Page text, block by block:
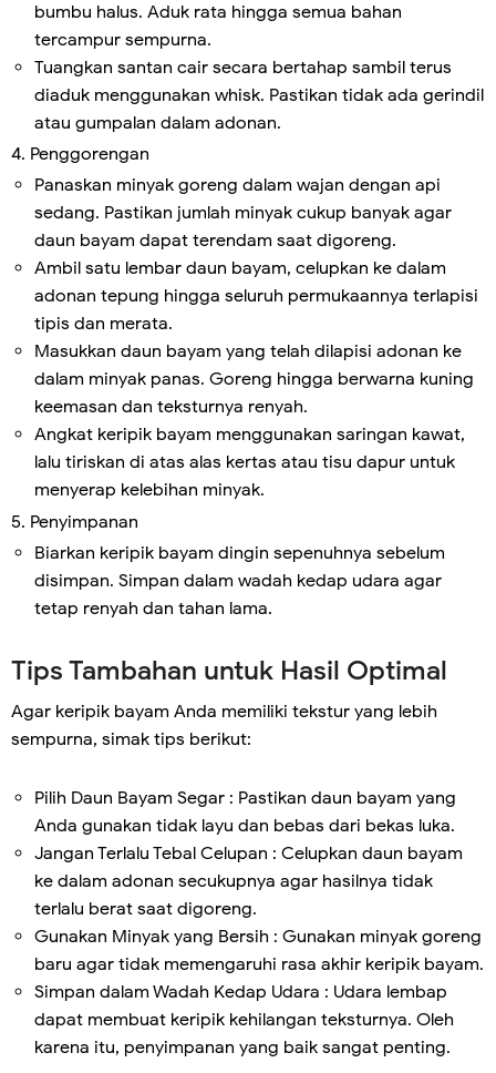
bumbu halus. Aduk rata hingga semua bahan
tercampur sempurna.
Tuangkan santan cair secara bertahap sambil terus
diaduk menggunakan whisk. Pastikan tidak ada gerindil
atau gumpalan dalam adonan.
4. Penggorengan
Panaskan minyak goreng dalam wajan dengan api
sedang. Pastikan jumlah minyak cukup banyak agar
daun bayam dapat terendam saat digoreng.
Ambil satu lembar daun bayam, celupkan ke dalam
adonan tepung hingga seluruh permukaannya terlapisi
tipis dan merata.
Masukkan daun bayam yang telah dilapisi adonan ke
dalam minyak panas. Goreng hingga berwarna kuning
keemasan dan teksturnya renyah.
Angkat keripik bayam menggunakan saringan kawat,
lalu tiriskan di atas alas kertas atau tisu dapur untuk
menyerap kelebihan minyak.
5. Penyimpanan
Biarkan keripik bayam dingin sepenuhnya sebelum
disimpan. Simpan dalam wadah kedap udara agar
tetap renyah dan tahan lama.
Tips Tambahan untuk Hasil Optimal
Agar keripik bayam Anda memiliki tekstur yang lebih
sempurna, simak tips berikut:
Pilih Daun Bayam Segar : Pastikan daun bayam yang
Anda gunakan tidak layu dan bebas dari bekas luka.
Jangan Terlalu Tebal Celupan : Celupkan daun bayam
ke dalam adonan secukupnya agar hasilnya tidak
terlalu berat saat digoreng.
Gunakan Minyak yang Bersih : Gunakan minyak goreng
baru agar tidak memengaruhi rasa akhir keripik bayam.
Simpan dalam Wadah Kedap Udara : Udara lembap
dapat membuat keripik kehilangan teksturnya. Oleh
karena itu, penyimpanan yang baik sangat penting.